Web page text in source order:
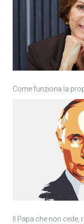
Come funziona la
Il Papa che non